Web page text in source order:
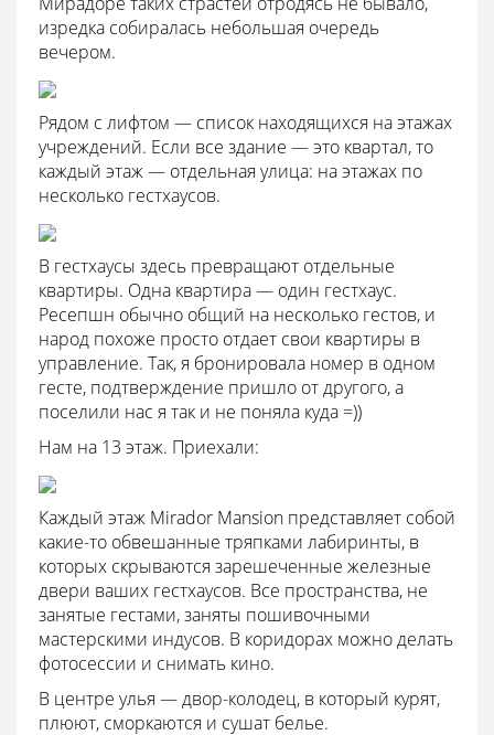
изредка собиралась небольшая очередь
вечером.
Рядом с лифтом — список находящихся на этажах
учреждений. Если все здание — это квартал, то
каждый этаж — отдельная улица: на этажах по
несколько гестхаусов.
В гестхаусы здесь превращают отдельные
квартиры. Одна квартира — один гестхаус.
Ресепшн обычно общий на несколько гестов, и
народ похоже просто отдает свои квартиры в
управление. Так, я бронировала номер в одном
гесте, подтверждение пришло от другого, а
поселили нас я так и не поняла куда =))
Нам на 13 этаж. Приехали:
Каждый этаж Mirador Mansion представляет собой
какие-то обвешанные тряпками лабиринты, в
которых скрываются зарешеченные железные
двери ваших гестхаусов. Все пространства, не
занятые гестами, заняты пошивочными
мастерскими индусов. В коридорах можно делать
фотосессии и снимать кино.
В центре улья — двор-колодец, в который курят,
плюют, сморкаются и сушат белье.